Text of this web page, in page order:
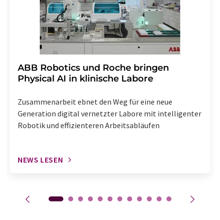
​​​​​​​ABB Robotics und Roche bringen
Physical AI in klinische Labore
Zusammenarbeit ebnet den Weg für eine neue
Generation digital vernetzter Labore mit intelligenter
Robotik und effizienteren Arbeitsabläufen
NEWS LESEN